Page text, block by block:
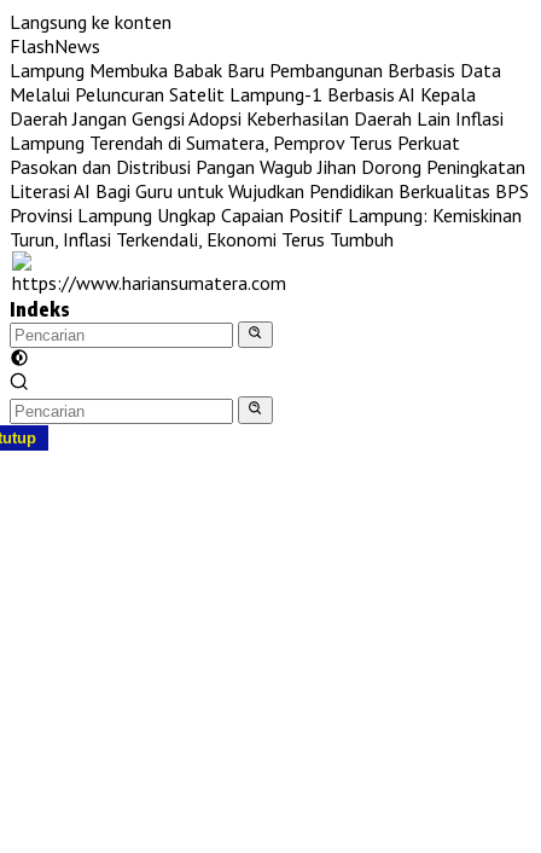
Langsung ke konten
FlashNews
Lampung Membuka Babak Baru Pembangunan Berbasis Data
Melalui Peluncuran Satelit Lampung-1 Berbasis AI Kepala
Daerah Jangan Gengsi Adopsi Keberhasilan Daerah Lain Inflasi
Lampung Terendah di Sumatera, Pemprov Terus Perkuat
Pasokan dan Distribusi Pangan Wagub Jihan Dorong Peningkatan
Literasi AI Bagi Guru untuk Wujudkan Pendidikan Berkualitas BPS
Provinsi Lampung Ungkap Capaian Positif Lampung: Kemiskinan
Turun, Inflasi Terkendali, Ekonomi Terus Tumbuh
Indeks